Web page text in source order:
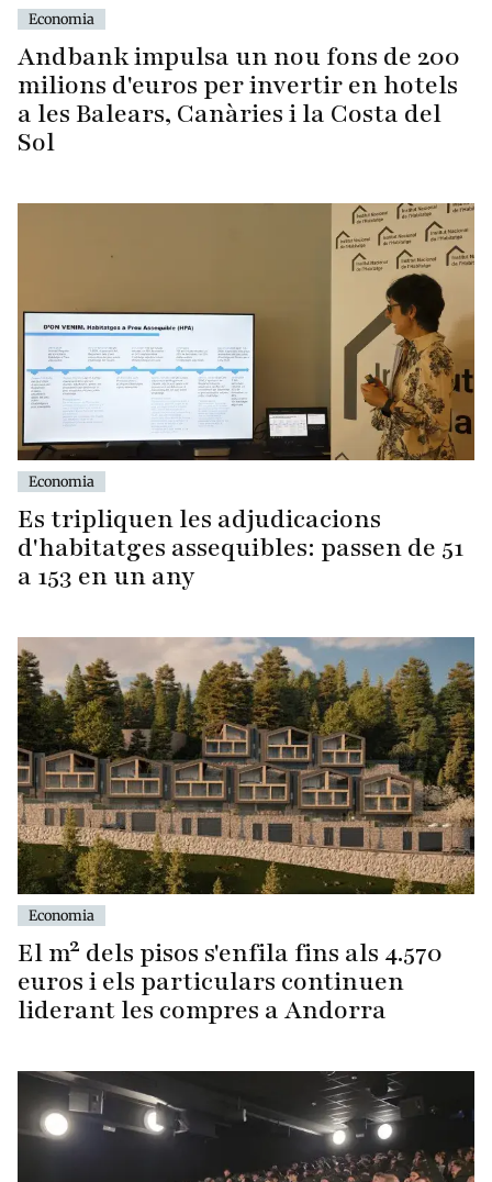
Economia
Andbank impulsa un nou fons de 200
milions d'euros per invertir en hotels
a les Balears, Canàries i la Costa del
Sol
Economia
Es tripliquen les adjudicacions
d'habitatges assequibles: passen de 51
a 153 en un any
Economia
El m² dels pisos s'enfila fins als 4.570
euros i els particulars continuen
liderant les compres a Andorra